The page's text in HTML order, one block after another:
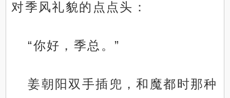
对季风礼貌的点点头：
“你好，季总。”
姜朝阳双手插兜，和魔都时那种